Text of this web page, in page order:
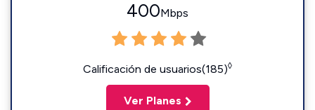
400Mbps
Calificación de usuarios(185)◊
Ver Planes